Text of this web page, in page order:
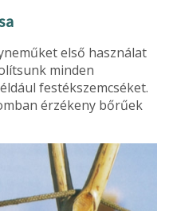
első használat
minden
festékszemcséket.
érzé­keny bőrűek